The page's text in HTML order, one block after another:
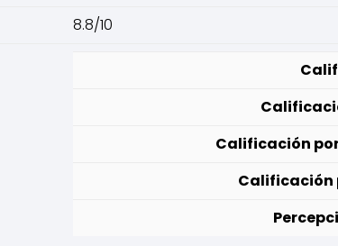
8.8/10
Calificación
Calificación